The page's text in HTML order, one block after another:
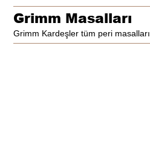
Grimm Masalları
Grimm Kardeşler tüm peri masalları